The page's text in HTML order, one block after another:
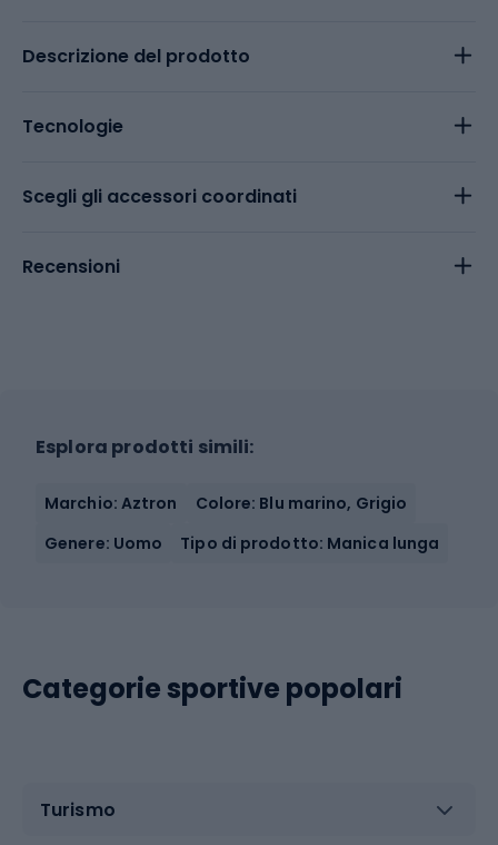
Descrizione del prodotto
Tecnologie
Scegli gli accessori coordinati
Recensioni
Esplora prodotti simili:
Marchio: Aztron
Colore: Blu marino, Grigio
Genere: Uomo
Tipo di prodotto: Manica lunga
Categorie sportive popolari
Turismo